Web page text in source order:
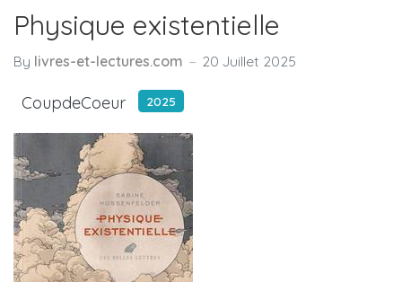
Physique existentielle
By livres-et-lectures.com 20 Juillet 2025
CoupdeCoeur 2025